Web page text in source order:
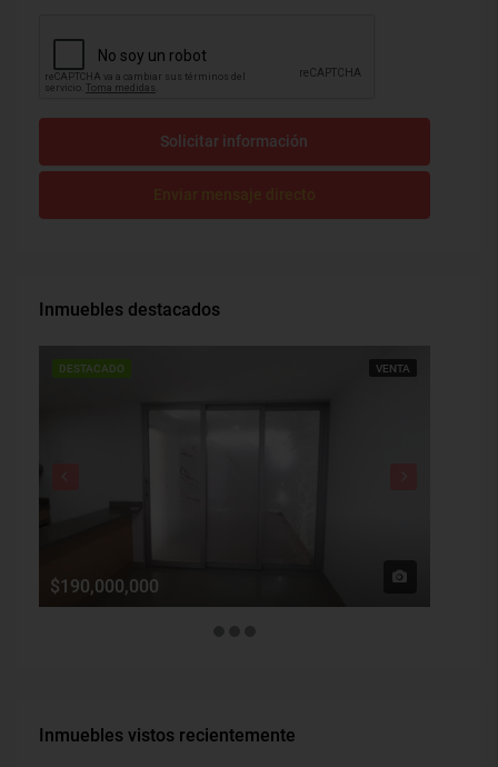
Solicitar información
Inmuebles destacados
DESTACADO VENTA
$190,000,000
Inmuebles vistos recientemente